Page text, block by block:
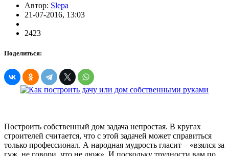
Автор: Slepa
21-07-2016, 13:03
2423
Поделиться:
Построить собственный дом задача непростая. В кругах
строителей считается, что с этой задачей может справиться
только профессионал. А народная мудрость гласит – «взялся за